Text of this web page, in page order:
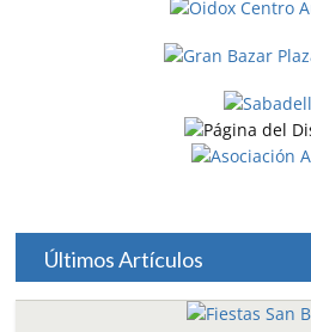
Últimos Artículos